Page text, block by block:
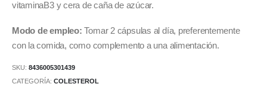
vitaminaB3 y cera de caña de azúcar.
Modo de empleo:Tomar 2 cápsulas al día, preferentemente
con la comida, como complemento a una alimentación.
SKU: 8436005301439
CATEGORÍA: COLESTEROL